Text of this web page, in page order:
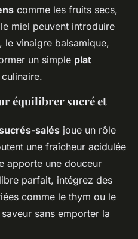
comme les fruits secs,
miel peuvent introduire
le vinaigre balsamique,
un simple plat
équilibrer sucré et
salés joue un rôle
une fraîcheur acidulée
apporte une douceur
parfait, intégrez des
comme le thym ou le
sans emporter la